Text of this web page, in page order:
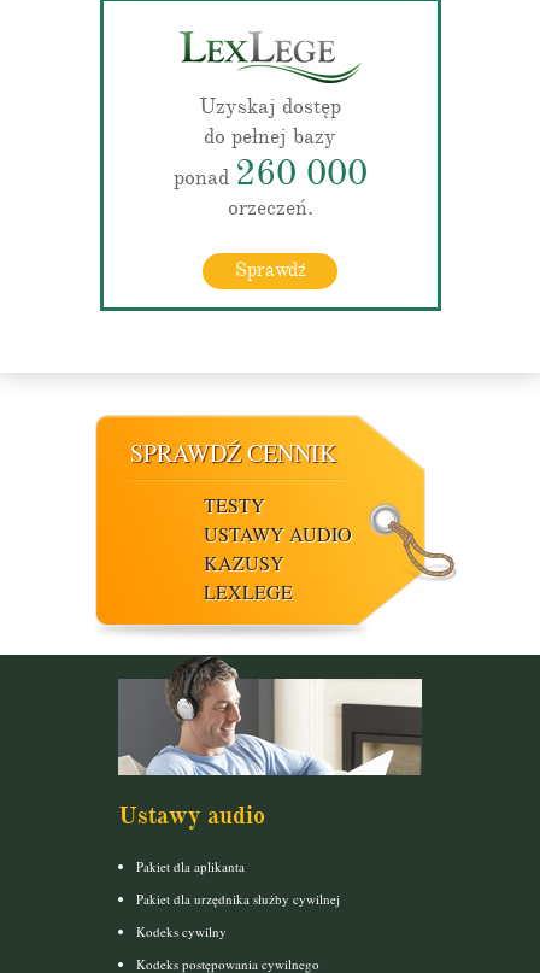
Uzyskaj dostęp
do pełnej bazy
ponad 260 000
orzeczeń.
Sprawdź
SPRAWDŹ CENNIK
TESTY
USTAWY AUDIO
KAZUSY
LEXLEGE
Ustawy audio
Pakiet dla aplikanta
Pakiet dla urzędnika służby cywilnej
Kodeks cywilny
Kodeks postępowania cywilnego